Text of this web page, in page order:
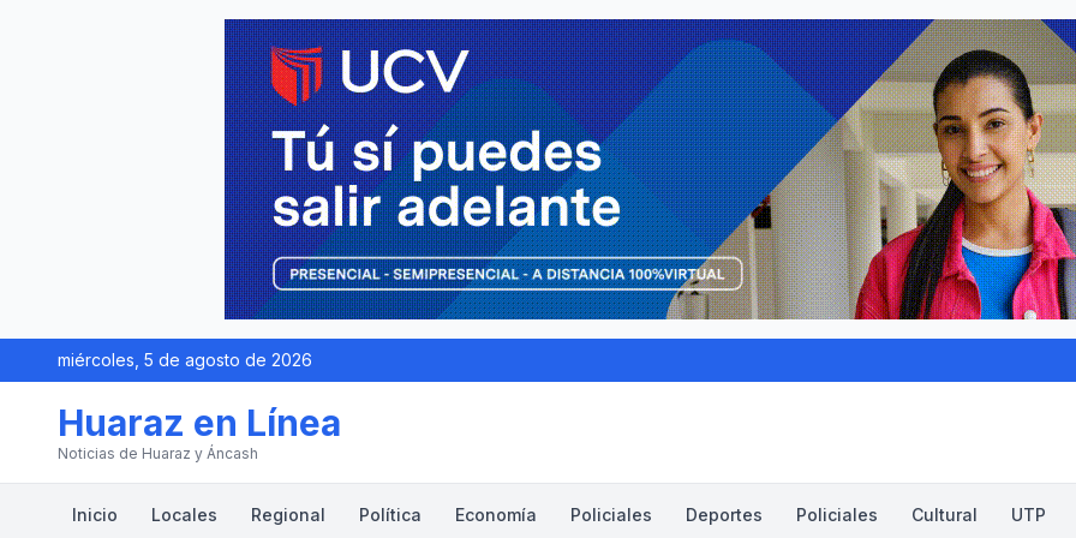
miércoles, 5 de agosto de 2026
Huaraz en Línea
Noticias de Huaraz y Áncash
Inicio Locales Regional Política Economía Policiales Deportes Policiales Cultural UTP